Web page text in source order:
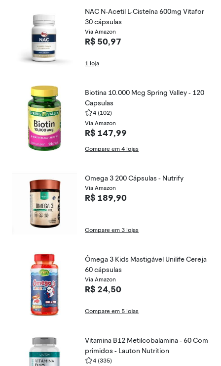
NAC N-Acetil L-Cisteína 600mg Vitafor
30 cápsulas
Via Amazon
R$ 50,97
1 loja
Biotina 10.000 Mcg Spring Valley - 120
Capsulas
4 (102)
Via Amazon
R$ 147,99
Compare em 4 lojas
Omega 3 200 Cápsulas - Nutrify
Via Amazon
R$ 189,90
Compare em 3 lojas
Ômega 3 Kids Mastigável Unilife Cereja
60 cápsulas
Via Amazon
R$ 24,50
Compare em 5 lojas
Vitamina B12 Metilcobalamina - 60 Com
primidos - Lauton Nutrition
4 (335)